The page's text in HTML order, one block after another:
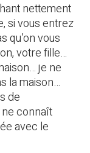
nettement
si vous entrez
qu’on vous
votre fille…
je ne
la maison…
de
connaît
avec le